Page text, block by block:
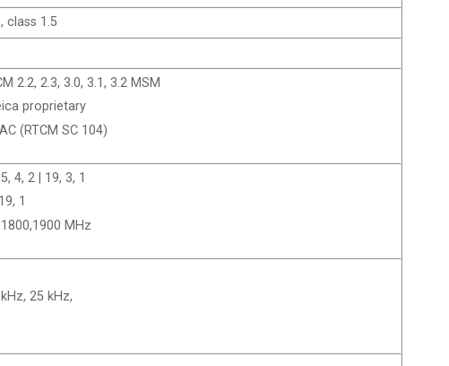
class 1.5
2.2, 2.3, 3.0, 3.1, 3.2 MSM
proprietary
(RTCM SC 104)
4, 2 | 19, 3, 1
1
MHz
25 kHz,